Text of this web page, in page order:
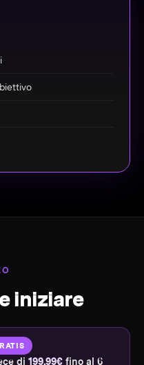
iniziare
di 199,99€ fino al 6